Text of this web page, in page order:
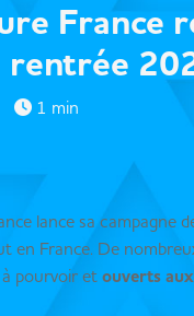
France
rentrée
1 min
lance sa campagne
en France. De
pourvoir et ouverts